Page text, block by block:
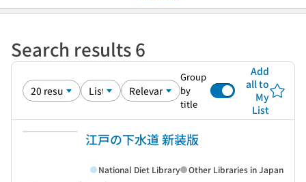
Search results 6
Group
by
title
Add
all to
My
List
江戸の下水道 新装版
National Diet Library Other Libraries in Japan